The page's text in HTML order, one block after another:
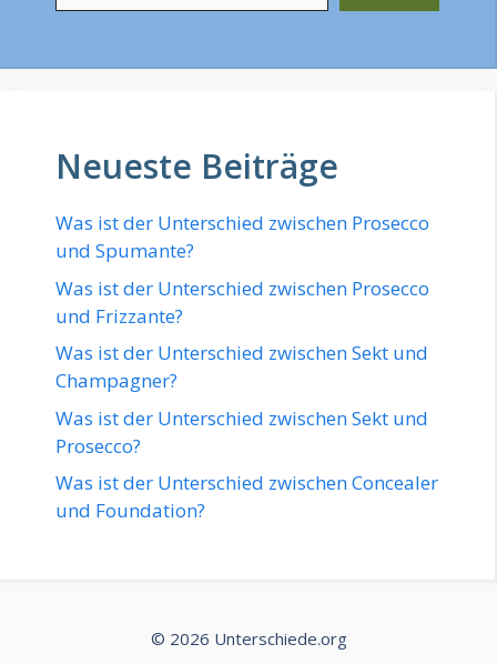
Neueste Beiträge
Was ist der Unterschied zwischen Prosecco
und Spumante?
Was ist der Unterschied zwischen Prosecco
und Frizzante?
Was ist der Unterschied zwischen Sekt und
Champagner?
Was ist der Unterschied zwischen Sekt und
Prosecco?
Was ist der Unterschied zwischen Concealer
und Foundation?
© 2026 Unterschiede.org